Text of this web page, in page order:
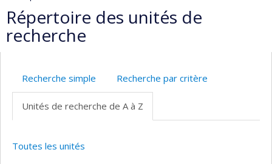
Répertoire des unités de
recherche
Recherche simple Recherche par critère
Unités de recherche de A à Z
Toutes les unités